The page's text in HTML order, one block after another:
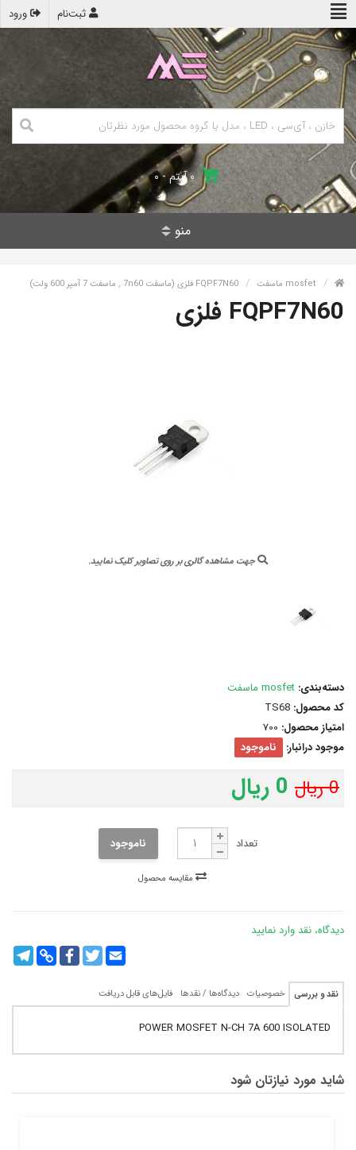
ورود ثبت‌نام
۰ آیتم - ۰
منو
mosfet ماسفت FQPF7N60 فلزی (ماسفت 7n60 , ماسفت 7 آمپر 600 ولت)
FQPF7N60 فلزی
جهت مشاهده گالری بر روی تصاویر کلیک نمایید.
دسته‌بندی: mosfet ماسفت
کد محصول: TS68
امتیاز محصول: 700
موجود درانبار:
ناموجود
0 ریال 0 ریال
تعداد ناموجود
دیدگاه، نقد وارد نمایید
Copy
Link
FacebookTwitterEmail
نقد و بررسی خصوصیات دیدگاه‌ها / نقدها فایل‌های قابل دریافت
POWER MOSFET N-CH 7A 600 ISOLATED
شاید مورد نیازتان شود